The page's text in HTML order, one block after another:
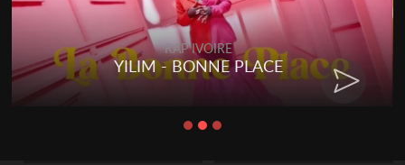
RAP IVOIRE
YILIM - BONNE PLACE